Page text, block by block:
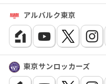
アルバルク東京
東京サンロッカーズ